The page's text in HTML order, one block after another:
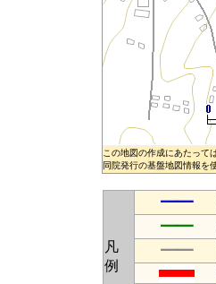
この地図の作成にあたって
同院発行の基盤地図情報を
凡
例
━━
━━
━━